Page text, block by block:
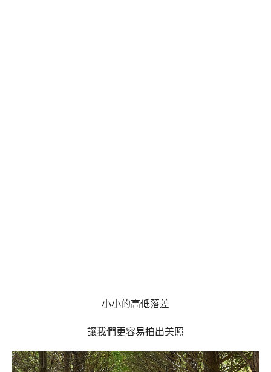
小小的高低落差
讓我們更容易拍出美照